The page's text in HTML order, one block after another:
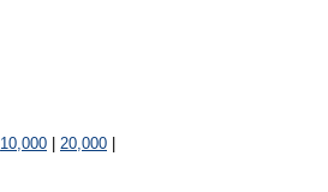
10,000 20,000